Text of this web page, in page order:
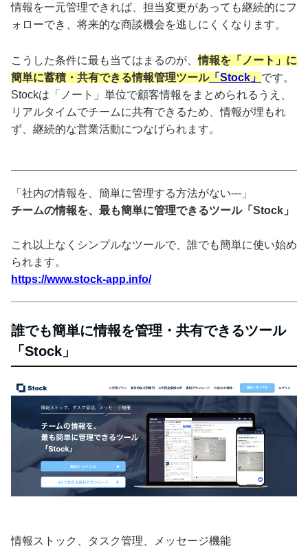
情報を一元管理できれば、担当変更があっても継続的にフ
ォローでき、将来的な商談機会を逃しにくくなります。
こうした条件に最も当てはまるのが、情報を「ノート」に
簡単に蓄積・共有できる情報管理ツール「Stock」 です。
Stockは「ノート」単位で顧客情報をまとめられるうえ、
リアルタイムでチームに共有できるため、情報が埋もれ
ず、継続的な営業活動につなげられます。
「社内の情報を、簡単に管理する方法がない---」
チームの情報を、最も簡単に管理できるツール「Stock」
これ以上なくシンプルなツールで、誰でも簡単に使い始め
られます。
https://www.stock-app.info/
誰でも簡単に情報を管理・共有できるツール
「Stock」
情報ストック、タスク管理、メッセージ機能